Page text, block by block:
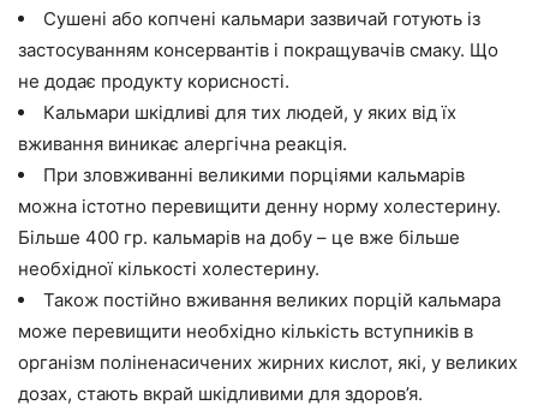
Сушені або копчені кальмари зазвичай готують із
застосуванням консервантів і покращувачів смаку. Що
не додає продукту корисності.
Кальмари шкідливі для тих людей, у яких від їх
вживання виникає алергічна реакція.
При зловживанні великими порціями кальмарів
можна істотно перевищити денну норму холестерину.
Більше 400 гр. кальмарів на добу – це вже більше
необхідної кількості холестерину.
Також постійно вживання великих порцій кальмара
може перевищити необхідно кількість вступників в
організм поліненасичених жирних кислот, які, у великих
дозах, стають вкрай шкідливими для здоров’я.